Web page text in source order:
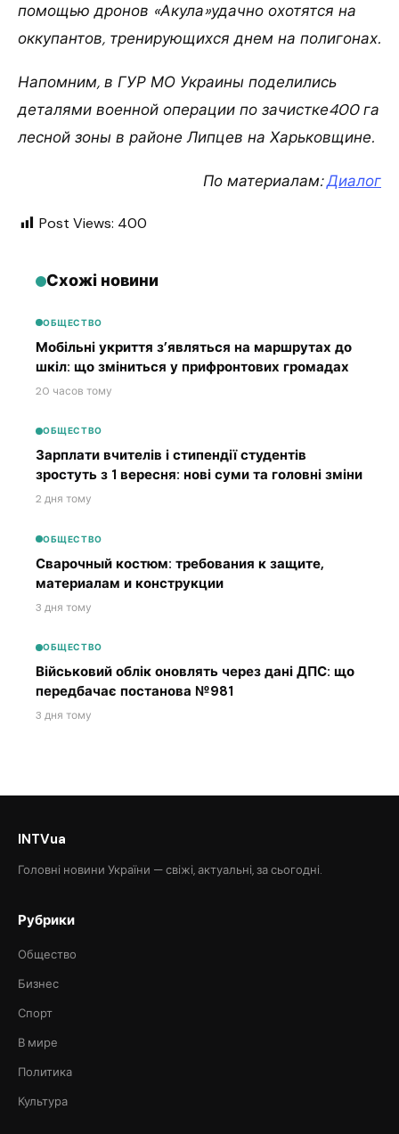
помощью дронов «Акула»удачно охотятся на
оккупантов, тренирующихся днем на полигонах.
Напомним, в ГУР МО Украины поделились
деталями военной операции по зачистке400 га
лесной зоны в районе Липцев на Харьковщине.
По материалам:Диалог
Post Views: 400
Схожі новини
ОБЩЕСТВО
Мобільні укриття з’являться на маршрутах до
шкіл: що зміниться у прифронтових громадах
20 часов тому
ОБЩЕСТВО
Зарплати вчителів і стипендії студентів
зростуть з 1 вересня: нові суми та головні зміни
2 дня тому
ОБЩЕСТВО
Сварочный костюм: требования к защите,
материалам и конструкции
3 дня тому
ОБЩЕСТВО
Військовий облік оновлять через дані ДПС: що
передбачає постанова №981
3 дня тому
INTVua
Головні новини України — свіжі, актуальні, за сьогодні.
Рубрики
Общество
Бизнес
Спорт
В мире
Политика
Культура